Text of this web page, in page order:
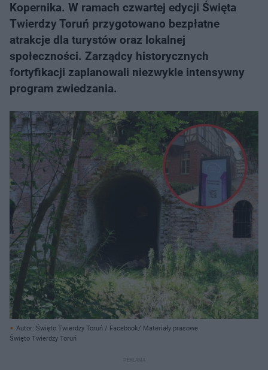
Kopernika. W ramach czwartej edycji Święta
Twierdzy Toruń przygotowano bezpłatne
atrakcje dla turystów oraz lokalnej
społeczności. Zarządcy historycznych
fortyfikacji zaplanowali niezwykle intensywny
program zwiedzania.
Autor: Święto Twierdzy Toruń / Facebook/ Materiały prasowe
Święto Twierdzy Toruń